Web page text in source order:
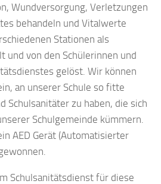
Wundversorgung, Verletzungen
behandeln und Vitalwerte
Stationen als
und von den Schülerinnen und
gelöst. Wir können
an unserer Schule so fitte
Schulsanitäter zu haben, die sich
Schulgemeinde kümmern.
AED Gerät (Automatisierter
Schulsanitätsdienst für diese